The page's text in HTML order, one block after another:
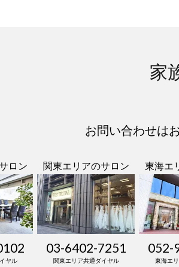
家
お問い合わせは
ロン
ヤル
関東エリアのサロン
03-6402-7251
関東エリア共通ダイヤル
東海エ
052-
東海エ